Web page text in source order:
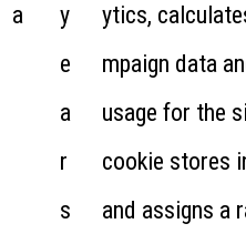
a
y
e
a
r
s
ytics,
mpaign data
usage for the
cookie stores
and assigns a